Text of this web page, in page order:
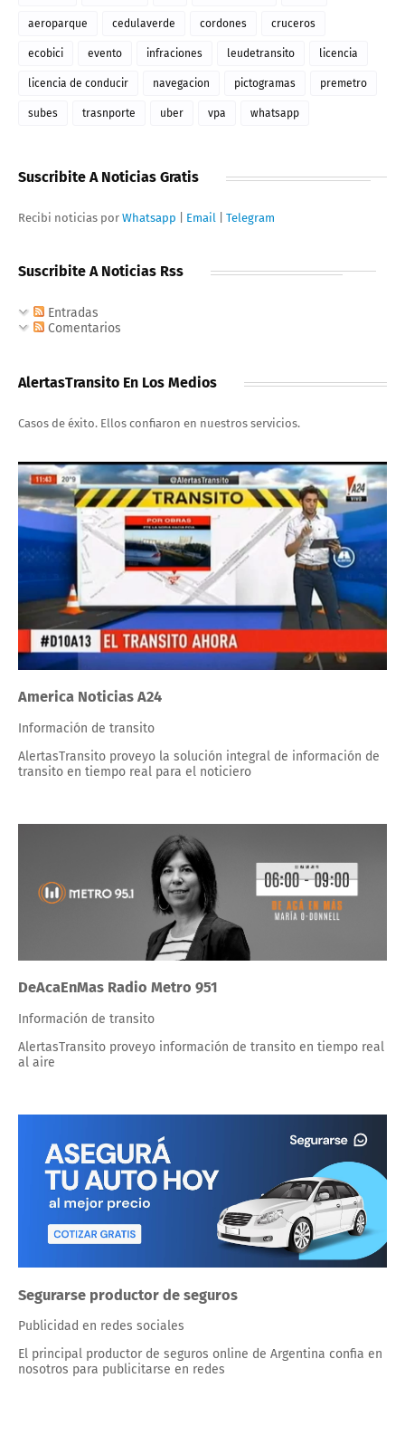
aeroparque cedulaverde cordones cruceros
ecobici evento infraciones leudetransito licencia
licencia de conducir navegacion pictogramas premetro
subes trasnporte uber vpa whatsapp
Suscribite A Noticias Gratis
Recibi noticias por Whatsapp Email Telegram
Suscribite A Noticias Rss
Entradas
Comentarios
AlertasTransito En Los Medios
Casos de éxito. Ellos confiaron en nuestros servicios.
America Noticias A24
Información de transito
AlertasTransito proveyo la solución integral de información de
transito en tiempo real para el noticiero
DeAcaEnMas Radio Metro 951
Información de transito
AlertasTransito proveyo información de transito en tiempo real
al aire
Segurarse productor de seguros
Publicidad en redes sociales
El principal productor de seguros online de Argentina confia en
nosotros para publicitarse en redes